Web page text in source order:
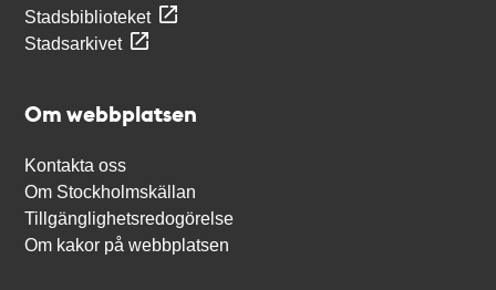
Stadsbiblioteket
Stadsarkivet
Om webbplatsen
Kontakta oss
Om Stockholmskällan
Tillgänglighetsredogörelse
Om kakor på webbplatsen